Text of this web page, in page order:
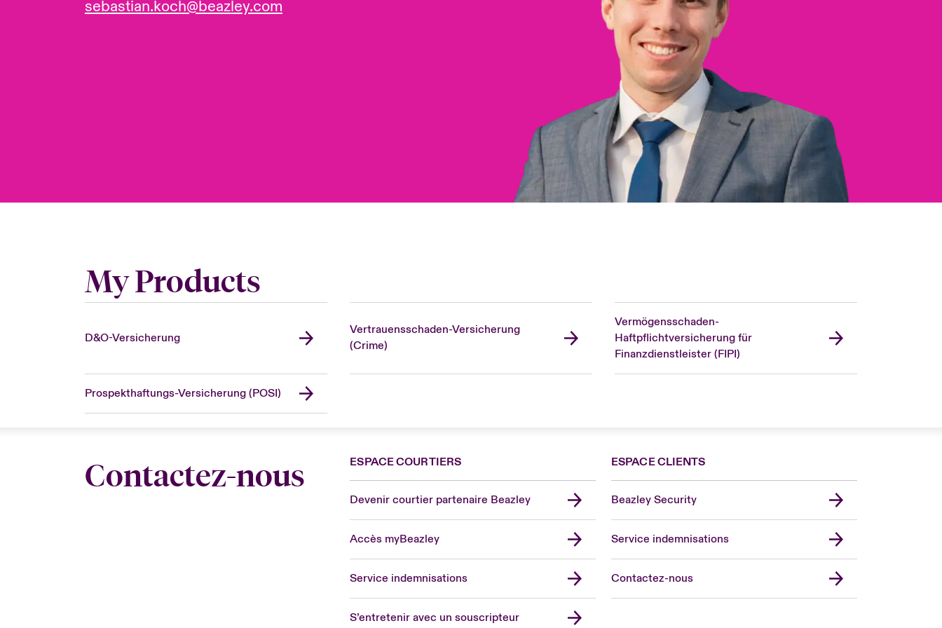
sebastian.koch@beazley.com
My Products
D&O-Versicherung
Vertrauensschaden-Versicherung
(Crime)
Vermögensschaden-
Haftpflichtversicherung für
Finanzdienstleister (FIPI)
Prospekthaftungs-Versicherung (POSI)
Contactez-nous ESPACE COURTIERS
Devenir courtier partenaire Beazley
Accès myBeazley
Service indemnisations
S’entretenir avec un souscripteur
ESPACE CLIENTS
Beazley Security
Service indemnisations
Contactez-nous
United Kingdom